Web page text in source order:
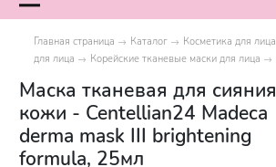
Главная страница Каталог Косметика для лица
для лица
Корейские тканевые маски для лица
Маска тканевая для сияния
кожи - Centellian24 Madeca
derma mask III brightening
formula, 25мл